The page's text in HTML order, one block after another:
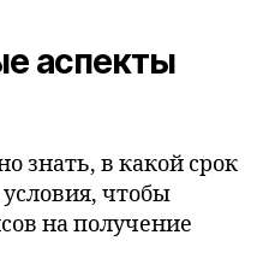
аспекты
знать, в какой срок
чтобы
на получение